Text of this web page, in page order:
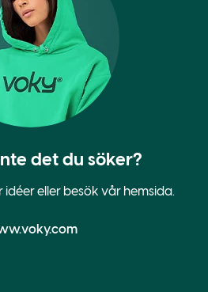
det du söker?
eller besök vår hemsida.